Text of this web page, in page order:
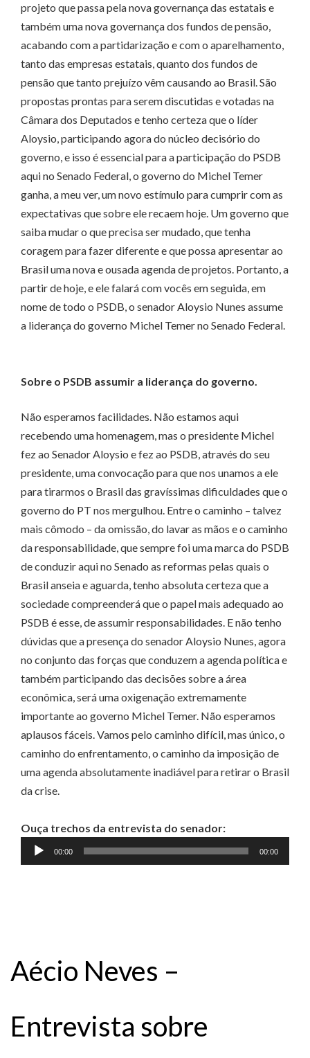
projeto que passa pela nova governança das estatais e
também uma nova governança dos fundos de pensão,
acabando com a partidarização e com o aparelhamento,
tanto das empresas estatais, quanto dos fundos de
pensão que tanto prejuízo vêm causando ao Brasil. São
propostas prontas para serem discutidas e votadas na
Câmara dos Deputados e tenho certeza que o líder
Aloysio, participando agora do núcleo decisório do
governo, e isso é essencial para a participação do PSDB
aqui no Senado Federal, o governo do Michel Temer
ganha, a meu ver, um novo estímulo para cumprir com as
expectativas que sobre ele recaem hoje. Um governo que
saiba mudar o que precisa ser mudado, que tenha
coragem para fazer diferente e que possa apresentar ao
Brasil uma nova e ousada agenda de projetos. Portanto, a
partir de hoje, e ele falará com vocês em seguida, em
nome de todo o PSDB, o senador Aloysio Nunes assume
a liderança do governo Michel Temer no Senado Federal.
Sobre o PSDB assumir a liderança do governo.
Não esperamos facilidades. Não estamos aqui
recebendo uma homenagem, mas o presidente Michel
fez ao Senador Aloysio e fez ao PSDB, através do seu
presidente, uma convocação para que nos unamos a ele
para tirarmos o Brasil das gravíssimas dificuldades que o
governo do PT nos mergulhou. Entre o caminho – talvez
mais cômodo – da omissão, do lavar as mãos e o caminho
da responsabilidade, que sempre foi uma marca do PSDB
de conduzir aqui no Senado as reformas pelas quais o
Brasil anseia e aguarda, tenho absoluta certeza que a
sociedade compreenderá que o papel mais adequado ao
PSDB é esse, de assumir responsabilidades. E não tenho
dúvidas que a presença do senador Aloysio Nunes, agora
no conjunto das forças que conduzem a agenda política e
também participando das decisões sobre a área
econômica, será uma oxigenação extremamente
importante ao governo Michel Temer. Não esperamos
aplausos fáceis. Vamos pelo caminho difícil, mas único, o
caminho do enfrentamento, o caminho da imposição de
uma agenda absolutamente inadiável para retirar o Brasil
da crise.
Ouça trechos da entrevista do senador:
Tocador
de
00:00 00:00
Aécio Neves –
Entrevista sobre